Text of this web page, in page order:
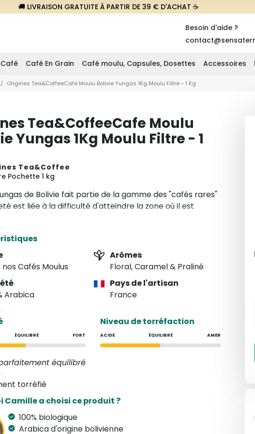
🚚 LIVRAISON GRATUITE À PARTIR DE 39 € D'ACHAT ☕
Besoin d'aide ?
Café En Grain Café moulu, Capsules, Dosettes Accessoires
Origines Tea&CoffeeCafe Moulu Bolivie Yungas 1Kg Moulu Filtre - 1 Kg
Tea&CoffeeCafe Moulu
Yungas 1Kg Moulu Filtre - 1
Tea&Coffee
Pochette 1 kg
de Bolivie fait partie de la gamme des "cafés rares"
est liée à la difficulté d'atteindre la zone où il est
route des Yungas, également connue sous le nom de
mort", était la seule route reliant La Paz à la forêt
pendant la Seconde Guerre mondiale. Le café est
la main à Bordeaux et présente des notes gourmandes
de caramel et des notes légèrement florales.
nos Cafés Moulus
Arômes
Floral, Caramel & Praliné
Arabica
Pays de l'artisan
France
ÉQUILIBRÉ FORT
Niveau de torréfaction
ACIDE ÉQUILIBRÉ AMER
équilibré
torréfié
Camille a choisi ce produit ?
100% biologique
Arabica d'origine bolivienne